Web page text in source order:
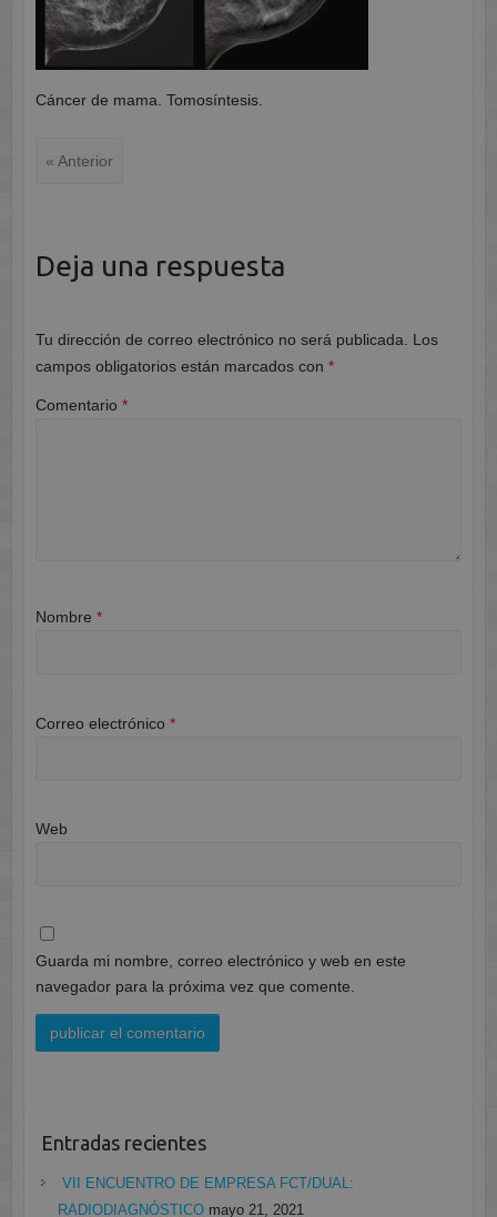
Cáncer de mama. Tomosíntesis.
« Anterior
Deja una respuesta
Tu dirección de correo electrónico no será publicada.
Los
campos obligatorios están marcados con *
Comentario *
Nombre *
Correo electrónico *
Web
Guarda mi nombre, correo electrónico y web en este
navegador para la próxima vez que comente.
Entradas recientes
VII ENCUENTRO DE EMPRESA FCT/DUAL:
RADIODIAGNÓSTICO mayo 21, 2021